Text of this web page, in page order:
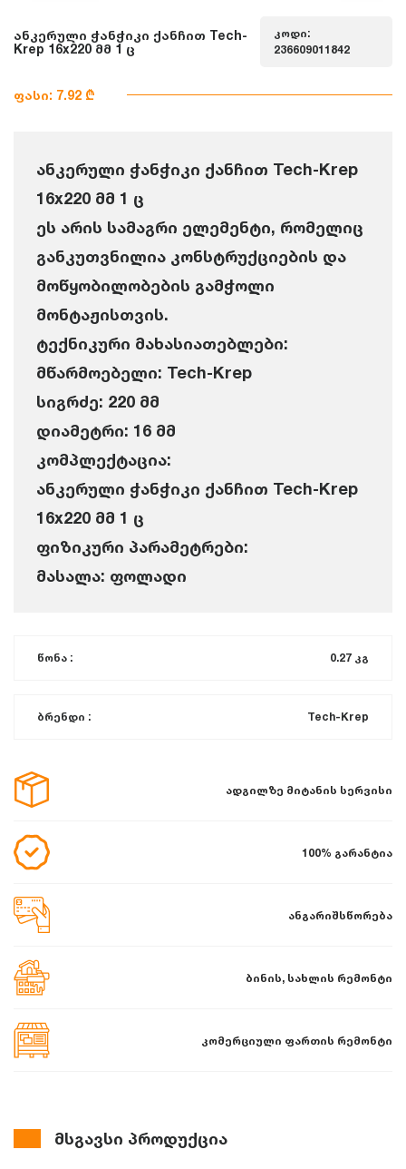
ანკერული ჭანჭიკი ქანჩით Tech-
Krep 16x220 მმ 1 ც
კოდი:
236609011842
ფასი: 7.92 ₾
ანკერული ჭანჭიკი ქანჩით Tech-Krep
16x220 მმ 1 ც
ეს არის სამაგრი ელემენტი, რომელიც
განკუთვნილია კონსტრუქციების და
მოწყობილობების გამჭოლი
მონტაჟისთვის.
ტექნიკური მახასიათებლები:
მწარმოებელი: Tech-Krep
სიგრძე: 220 მმ
დიამეტრი: 16 მმ
კომპლექტაცია:
ანკერული ჭანჭიკი ქანჩით Tech-Krep
16x220 მმ 1 ც
ფიზიკური პარამეტრები:
მასალა: ფოლადი
წონა : 0.27 კგ
ბრენდი : Tech-Krep
ადგილზე მიტანის სერვისი
100% გარანტია
ანგარიშსწორება
ბინის, სახლის რემონტი
კომერციული ფართის რემონტი
მსგავსი პროდუქცია